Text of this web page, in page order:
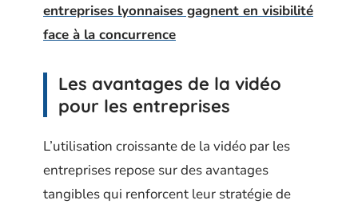
entreprises lyonnaises gagnent en visibilité
face à la concurrence
Les avantages de la vidéo
pour les entreprises
L’utilisation croissante de la vidéo par les
entreprises repose sur des avantages
tangibles qui renforcent leur stratégie de